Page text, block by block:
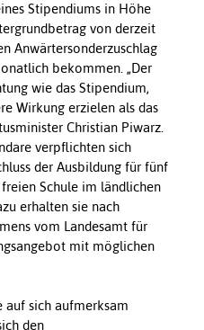
Stipendiums in Höhe
von derzeit
Anwärtersonderzuschlag
bekommen. „Der
wie das Stipendium,
Wirkung erzielen als das
Christian Piwarz.
verpflichten sich
der Ausbildung für fünf
Schule im ländlichen
erhalten sie nach
vom Landesamt für
mit möglichen
auf sich aufmerksam
den